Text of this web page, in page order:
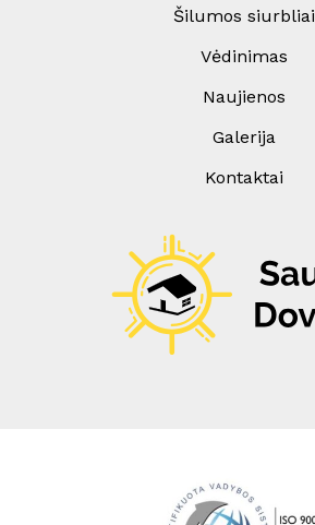
Šilumos siurbliai
Vėdinimas
Naujienos
Galerija
Kontaktai